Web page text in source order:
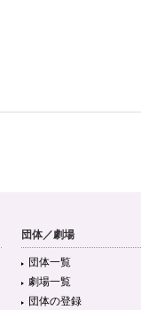
団体／劇場
団体一覧
劇場一覧
団体の登録